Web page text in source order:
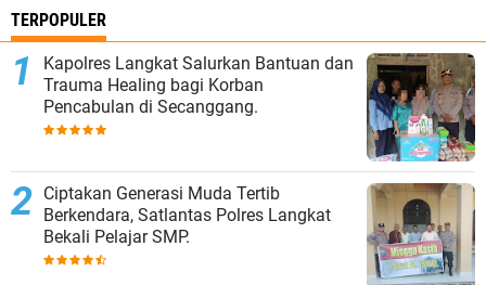
TERPOPULER
Kapolres Langkat Salurkan Bantuan dan
Trauma Healing bagi Korban
Pencabulan di Secanggang.
Ciptakan Generasi Muda Tertib
Berkendara, Satlantas Polres Langkat
Bekali Pelajar SMP.